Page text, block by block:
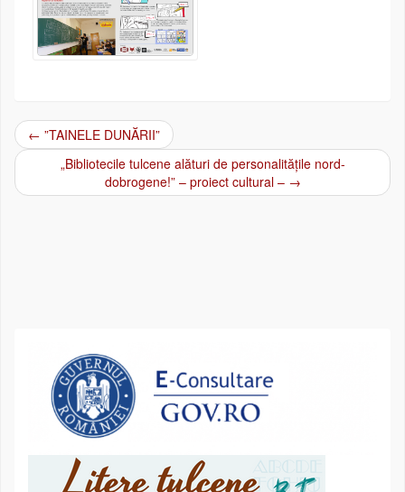
Post navigation
← ”TAINELE DUNĂRII”
„Bibliotecile tulcene alături de personalitățile nord-
dobrogene!” – proiect cultural – →